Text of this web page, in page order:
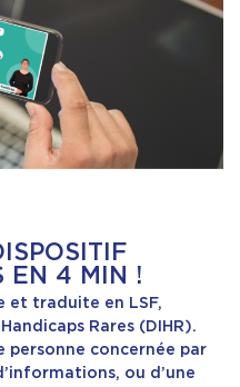
EN 4 MIN !
et traduite en LSF,
Rares (DIHR).
concernée par
ou d’une